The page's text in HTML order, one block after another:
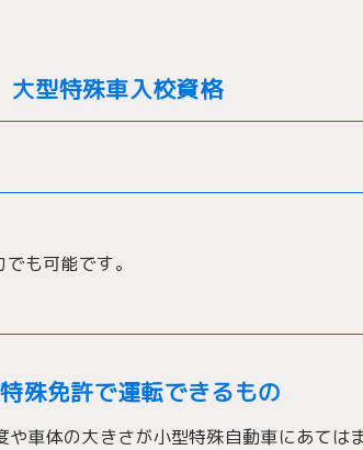
大型特殊車入校資格
も可能です。
殊免許で運転できるもの
車体の大きさが小型特殊自動車にあては